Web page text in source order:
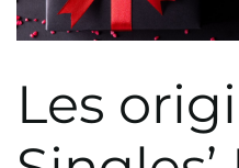
Les